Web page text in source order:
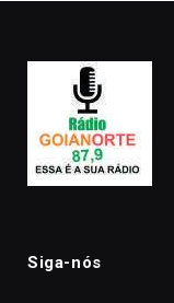
Siga-nós